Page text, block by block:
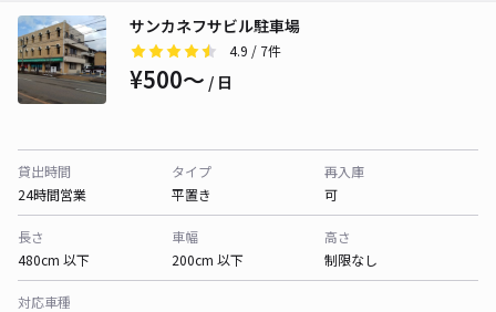
サンカネフサビル駐車場
4.9 / 7件
¥500〜 / 日
貸出時間
24時間営業
タイプ
平置き
再入庫
可
長さ
480cm 以下
車幅
200cm 以下
高さ
制限なし
対応車種